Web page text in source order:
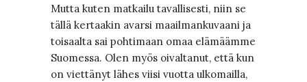
Mutta kuten matkailu tavallisesti, niin se
tällä kertaakin avarsi maailmankuvaani ja
toisaalta sai pohtimaan omaa elämäämme
Suomessa. Olen myös oivaltanut, että kun
on viettänyt lähes viisi vuotta ulkomailla,